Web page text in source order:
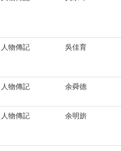
人物傳記 吳佳育
人物傳記 余舜德
人物傳記 余明旂